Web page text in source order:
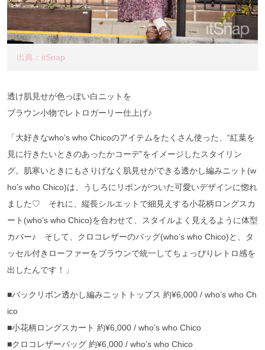
出典：itSnap
透け肌見せが色っぽい白ニットを
ブラウン小物でレトロガーリー仕上げ♪
「大好きなwho’s who Chicoのアイテムをたくさん使った、“紅葉を
見に行きたいときのあったかコーデ”をイメージしたスタイリン
グ。肌寒いときにもさりげなく肌見せができる透かし編みニット(w
ho’s who Chico)は、うしろにリボンがついた可愛いデザインに惚れ
ました♡ それに、縦長シルエットで細見えする小花柄ロングスカ
ート(who’s who Chico)を合わせて、スタイルよく見えるように体型
カバー♪ そして、クロコレザーのバッグ(who’s who Chico)と、タ
ッセル付きローファーをブラウンで統一してちょっぴりレトロ感を
出したんです！」
■バックリボン透かし編みニットトップス 約¥6,000 / who’s who Ch
ico
■小花柄ロングスカート 約¥6,000 / who’s who Chico
■クロコレザーバッグ 約¥6,000 / who’s who Chico